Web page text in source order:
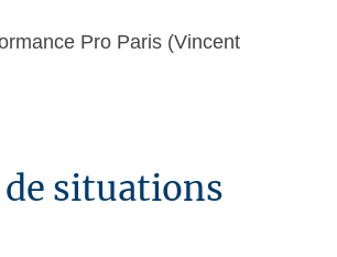
Pro Paris (Vincent
situations